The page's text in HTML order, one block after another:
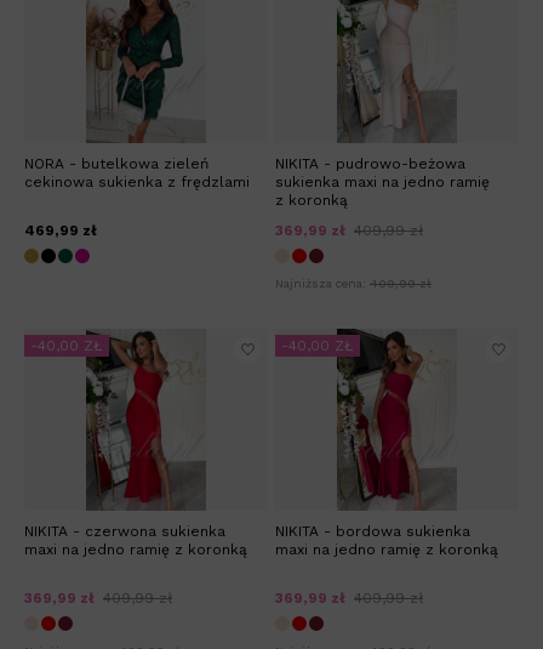
NORA - butelkowa zieleń
cekinowa sukienka z frędzlami
469,99 zł
NIKITA - pudrowo-beżowa
sukienka maxi na jedno ramię
z koronką
369,99 zł 409,99 zł
Najniższa cena: 409,99 zł
NIKITA - czerwona sukienka
maxi na jedno ramię z koronką
369,99 zł 409,99 zł
-40,00 ZŁ
NIKITA - bordowa sukienka
maxi na jedno ramię z koronką
369,99 zł 409,99 zł
-40,00 ZŁ